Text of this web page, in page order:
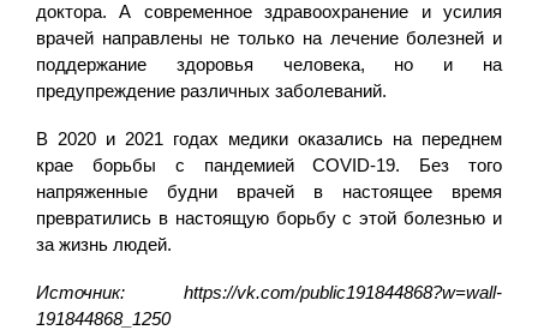
доктора. А современное здравоохранение и усилия
врачей направлены не только на лечение болезней и
поддержание здоровья человека, но и на
предупреждение различных заболеваний.
В 2020 и 2021 годах медики оказались на переднем
крае борьбы с пандемией COVID-19. Без того
напряженные будни врачей в настоящее время
превратились в настоящую борьбу с этой болезнью и
за жизнь людей.
Источник: https://vk.com/public191844868?w=wall-
191844868_1250